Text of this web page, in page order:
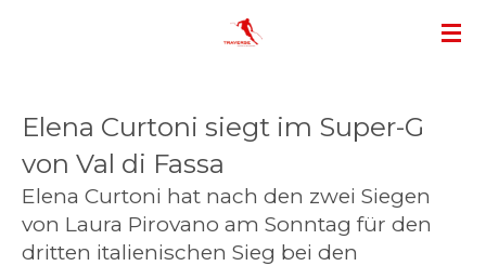
Elena Curtoni siegt im Super-G
von Val di Fassa
Elena Curtoni hat nach den zwei Siegen
von Laura Pirovano am Sonntag für den
dritten italienischen Sieg bei den